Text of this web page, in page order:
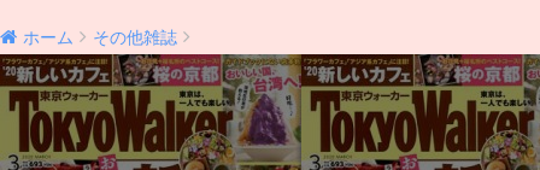
ホーム その他雑誌